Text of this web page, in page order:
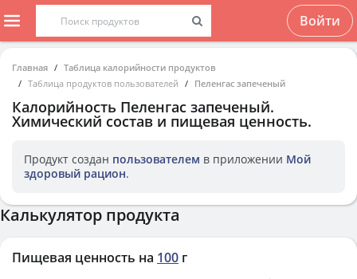
Войти
Главная
Таблица калорийности продуктов
Таблица продуктов пользователей
Пеленгас запеченый
Калорийность Пеленгас запеченый.
Химический состав и пищевая ценность.
Продукт создан пользователем в приложении Мой
здоровый рацион.
Калькулятор продукта
Пищевая ценность на 100 г